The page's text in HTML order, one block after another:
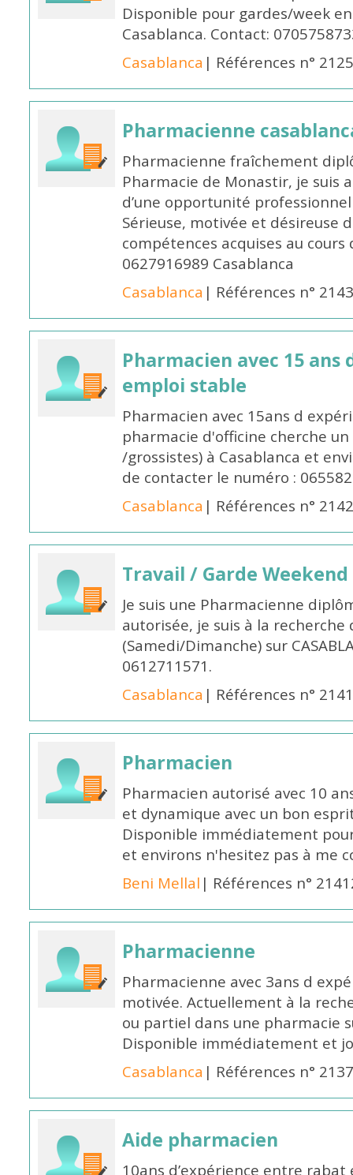
Disponible pour gardes/week
Casablanca. Contact:
Casablanca | Références n°
Pharmacienne
Pharmacienne fraîchement
Pharmacie de Monastir, je suis
d’une opportunité
Sérieuse, motivée et désireuse
compétences acquises au
0627916989 Casablanca
Casablanca | Références n°
Pharmacien avec 15
emploi stable
Pharmacien avec 15ans d
pharmacie d'officine cherche
/grossistes) à Casablanca et
de contacter le numéro :
Casablanca | Références n°
Travail / Garde Weekend
Je suis une Pharmacienne
autorisée, je suis à la
(Samedi/Dimanche) sur
0612711571.
Casablanca | Références n°
Pharmacien
Pharmacien autorisé avec 10
et dynamique avec un bon
Disponible immédiatement
et environs n'hesitez pas à me
Beni Mellal | Références n°
Pharmacienne
Pharmacienne avec 3ans d
motivée. Actuellement à la
ou partiel dans une pharmacie
Disponible immédiatement et
Casablanca | Références n°
Aide pharmacien
10ans d’expérience entre